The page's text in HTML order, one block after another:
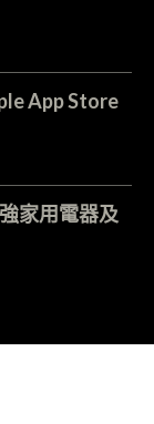
App Store
家用電器及